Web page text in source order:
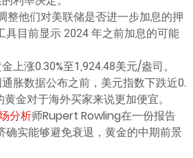
整他们对美联储是否进一步加息的押
目前显示 2024 年之前加息的可能
上涨0.30%至1,924.48美元/盎司。
胀数据公布之前，美元指数下跌近0.
金对于海外买家来说更加便宜。
分析师Rupert Rowling在一份报告
确实能够避免衰退，黄金的中期前景